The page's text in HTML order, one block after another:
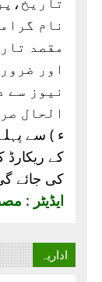
نام
مقصد
اور
نیوز سے
الحال
ء ) سے
کے ریکارڈ
کی جائے
ایڈیٹر :
اداریہ